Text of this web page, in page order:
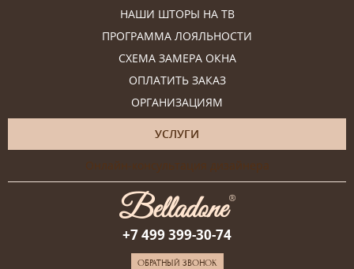
НАШИ ШТОРЫ НА ТВ
ПРОГРАММА ЛОЯЛЬНОСТИ
СХЕМА ЗАМЕРА ОКНА
ОПЛАТИТЬ ЗАКАЗ
ОРГАНИЗАЦИЯМ
УСЛУГИ
Онлайн-консультация дизайнера
+7 499 399-30-74
ОБРАТНЫЙ ЗВОНОК